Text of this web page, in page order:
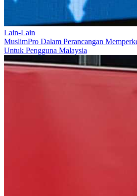
Lain-Lain
MuslimPro Dalam Perancangan
Untuk Pengguna Malaysia